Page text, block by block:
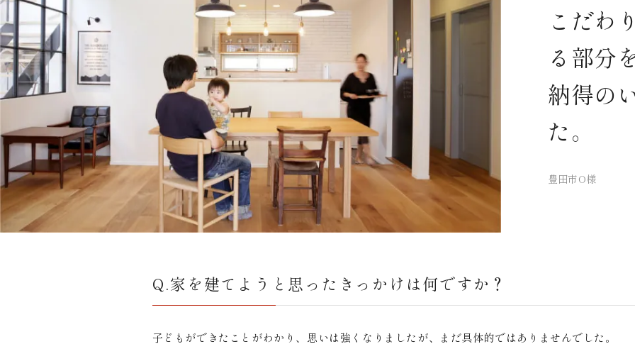
こだわ
る部分
納得の
た。
豊田市O様
Q.家を建てようと思ったきっかけは何ですか？
子どもができたことがわかり、思いは強くなりましたが、まだ具体的ではありませんでした。